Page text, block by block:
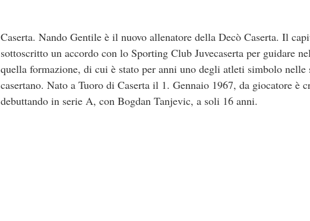
Caserta. Nando Gentile è il nuovo allenatore della Decò Caserta. Il
sottoscritto un accordo con lo Sporting Club Juvecaserta per guidare
quella formazione, di cui è stato per anni uno degli atleti simbolo
casertano. Nato a Tuoro di Caserta il 1. Gennaio 1967, da giocatore è
debuttando in serie A, con Bogdan Tanjevic, a soli 16 anni.